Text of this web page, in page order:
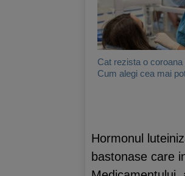
Cat rezista o coroana
Cum alegi cea mai
Hormonul
bastonase care